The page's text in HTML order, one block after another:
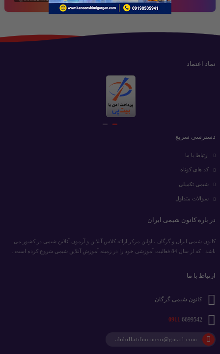
نماد اعتماد
دسترسی سریع
ارتباط با ما
کد های کوتاه
شیمی تکمیلی
سوالات متداول
در باره کانون شیمی ایران
کانون شیمی ایران و گرگان ، اولین مرکز ارائه کلاس آنلاین و آزمون آنلاین شیمی در کشور می
باشد . که از سال 84 فعالیت آموزشی خود را در زمینه آموزش آنلاین شیمی شروع کرده است .
ارتباط با ما
کانون شیمی گرگان
0911 6699542
abdollatifmomeni@gmail.com